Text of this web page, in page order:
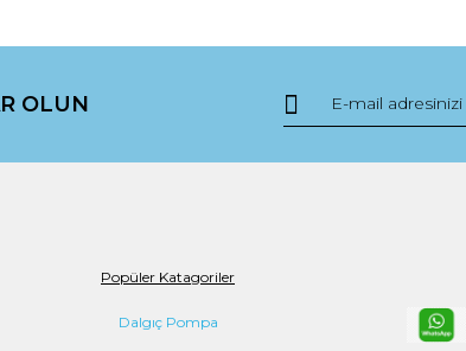
Yorum Yaz
OLUN
Popüler Katagoriler
Dalgıç Pompa